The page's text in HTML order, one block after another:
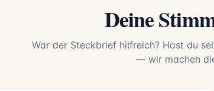
Deine
War der Steckbrief hilfreich? Hast du
— wir machen